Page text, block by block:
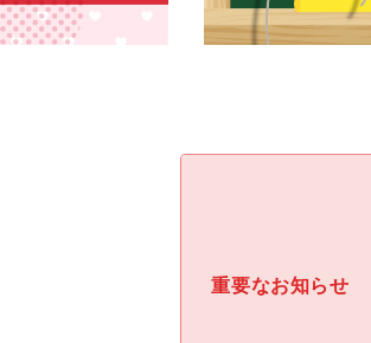
重要なお知らせ